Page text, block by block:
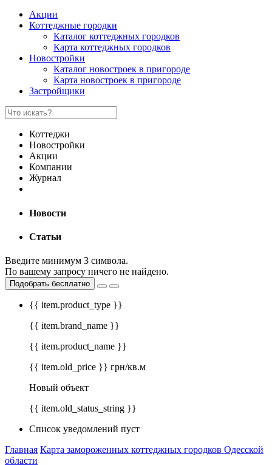
Акции
Коттеджные городки
Каталог коттеджных городков
Карта коттеджных городков
Новостройки
Каталог новостроек в пригороде
Карта новостроек в пригороде
Застройщики
Коттеджи
Новостройки
Акции
Компании
Журнал
Новости
Статьи
Введите минимум 3 символа.
По вашему запросу ничего не найдено.
Подобрать бесплатно
{{ item.product_type }}
{{ item.brand_name }}
{{ item.product_name }}
{{ item.old_price }} грн/кв.м
Новый объект
{{ item.old_status_string }}
Список уведомлений пуст
Главная Карта замороженных коттеджных городков Одесской
области